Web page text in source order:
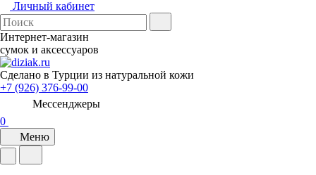
Личный кабинет
Интернет-магазин
сумок и аксессуаров
Сделано в Турции из натуральной кожи
+7 (926) 376-99-00
Мессенджеры
0
Меню